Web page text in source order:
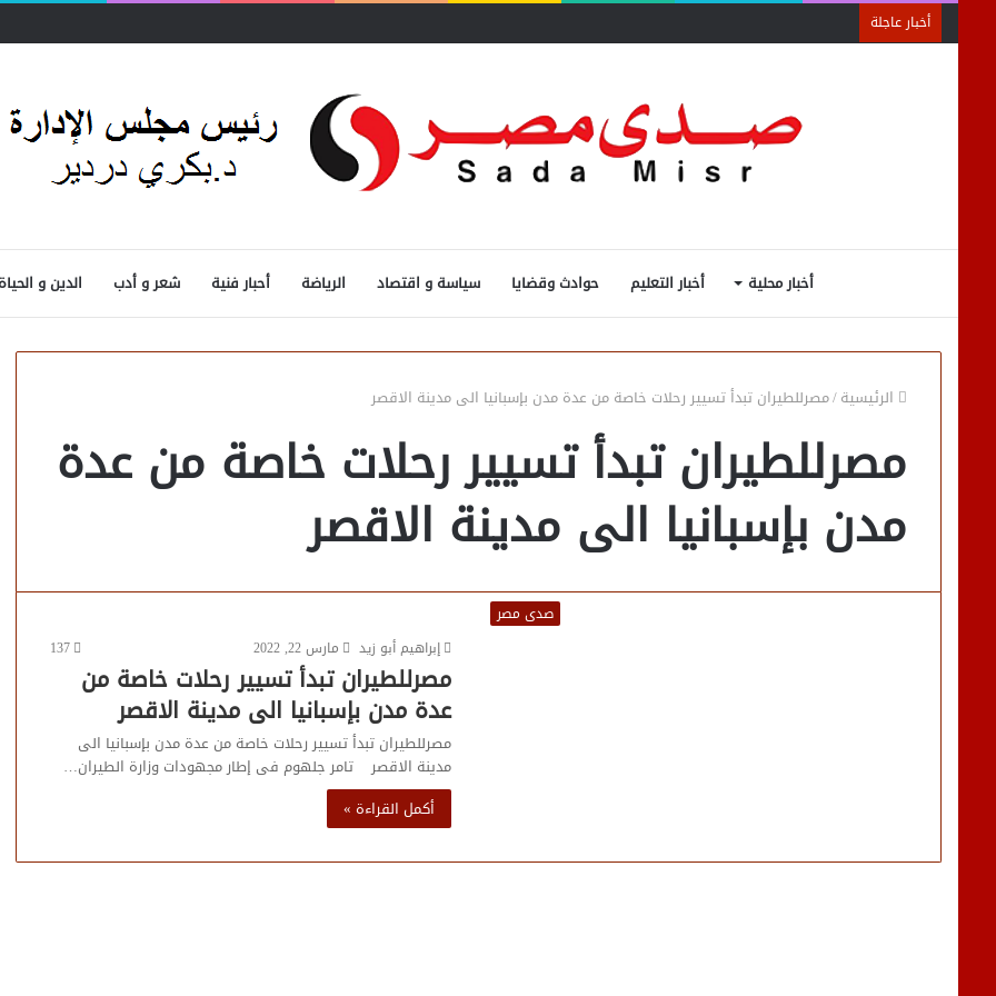
أخبار عاجلة
أخبار محلية أخبار التعليم حوادث وقضايا سياسة و اقتصاد الرياضة أحبار فنية شعر و أدب الدين و الحياة
الرئيسية/مصرللطيران تبدأ تسيير رحلات خاصة من عدة مدن بإسبانيا الى مدينة الاقصر
مصرللطيران تبدأ تسيير رحلات خاصة من عدة
مدن بإسبانيا الى مدينة الاقصر
صدى مصر
إبراهيم أبو زيد
مارس 22, 2022 137
مصرللطيران تبدأ تسيير رحلات خاصة من
عدة مدن بإسبانيا الى مدينة الاقصر
مصرللطيران تبدأ تسيير رحلات خاصة من عدة مدن بإسبانيا الى
مدينة الاقصر تامر جلهوم فى إطار مجهودات وزارة الطيران…
أكمل القراءة »